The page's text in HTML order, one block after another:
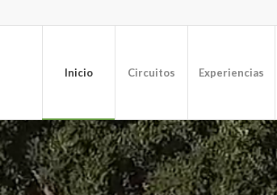
Inicio Circuitos Experiencias